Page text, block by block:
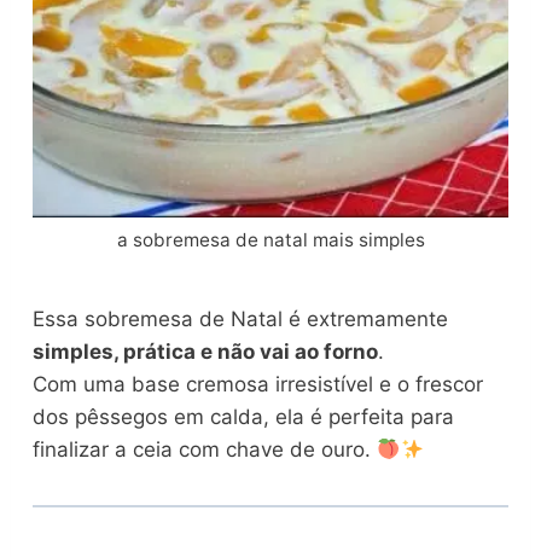
a sobremesa de natal mais simples
Essa sobremesa de Natal é extremamente
simples, prática e não vai ao forno.
Com uma base cremosa irresistível e o frescor
dos pêssegos em calda, ela é perfeita para
finalizar a ceia com chave de ouro.